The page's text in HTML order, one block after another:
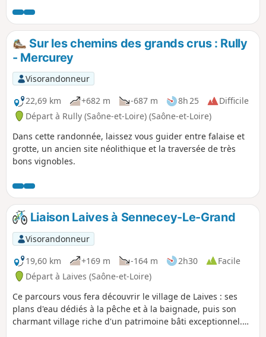
Sur les chemins des grands crus : Rully
- Mercurey
Visorandonneur
22,69 km
+682 m -687 m 8h 25
Difficile
Départ à Rully (Saône-et-Loire) (Saône-et-Loire)
Dans cette randonnée, laissez vous guider entre falaise et
grotte, un ancien site néolithique et la traversée de très
bons vignobles.
Liaison Laives à Sennecey-Le-Grand
Visorandonneur
19,60 km
+169 m -164 m 2h30
Facile
Départ à Laives (Saône-et-Loire)
Ce parcours vous fera découvrir le village de Laives : ses
plans d'eau dédiés à la pêche et à la baignade, puis son
charmant village riche d'un patrimoine bâti exceptionnel.